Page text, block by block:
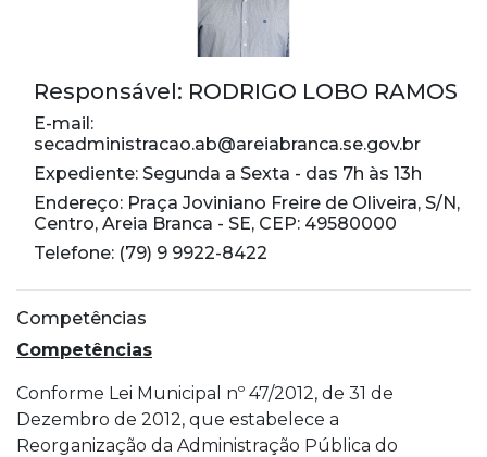
Responsável: RODRIGO LOBO RAMOS
E-mail:
secadministracao.ab@areiabranca.se.gov.br
Expediente: Segunda a Sexta - das 7h às 13h
Endereço: Praça Joviniano Freire de Oliveira, S/N,
Centro, Areia Branca - SE, CEP: 49580000
Telefone: (79) 9 9922-8422
Competências
Competências
Conforme Lei Municipal nº 47/2012, de 31 de
Dezembro de 2012, que estabelece a
Reorganização da Administração Pública do